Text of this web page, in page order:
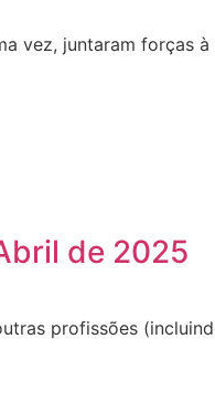
vez, juntaram forças
de 2025
profissões